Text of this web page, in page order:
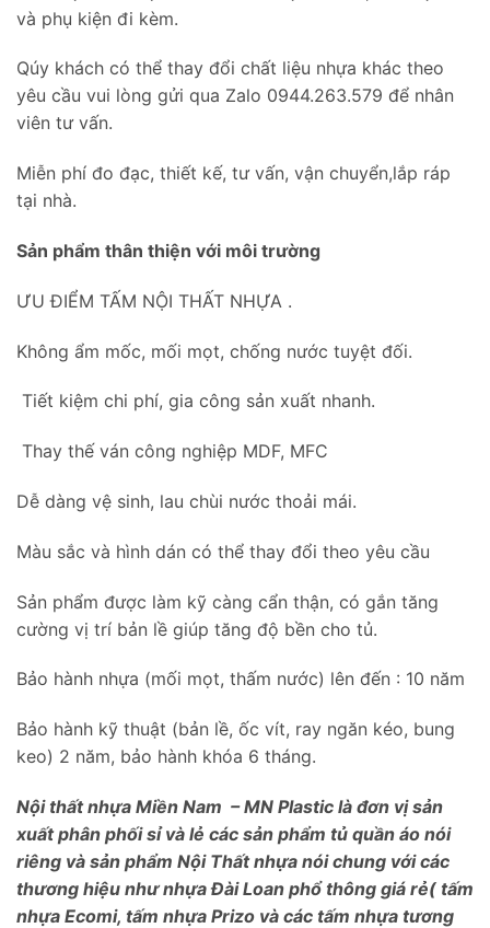
và phụ kiện đi kèm.
Qúy khách có thể thay đổi chất liệu nhựa khác theo
yêu cầu vui lòng gửi qua Zalo 0944.263.579 để nhân
viên tư vấn.
Miễn phí đo đạc, thiết kế, tư vấn, vận chuyển,lắp ráp
tại nhà.
Sản phẩm thân thiện với môi trường
ƯU ĐIỂM TẤM NỘI THẤT NHỰA .
Không ẩm mốc, mối mọt, chống nước tuyệt đối.
Tiết kiệm chi phí, gia công sản xuất nhanh.
Thay thế ván công nghiệp MDF, MFC
Dễ dàng vệ sinh, lau chùi nước thoải mái.
Màu sắc và hình dán có thể thay đổi theo yêu cầu
Sản phẩm được làm kỹ càng cẩn thận, có gắn tăng
cường vị trí bản lề giúp tăng độ bền cho tủ.
Bảo hành nhựa (mối mọt, thấm nước) lên đến : 10 năm
Bảo hành kỹ thuật (bản lề, ốc vít, ray ngăn kéo, bung
keo) 2 năm, bảo hành khóa 6 tháng.
Nội thất nhựa Miền Nam – MN Plastic là đơn vị sản
xuất phân phối sỉ và lẻ các sản phẩm tủ quần áo nói
riêng và sản phẩm Nội Thất nhựa nói chung với các
thương hiệu như nhựa Đài Loan phổ thông giá rẻ( tấm
nhựa Ecomi, tấm nhựa Prizo và các tấm nhựa tương